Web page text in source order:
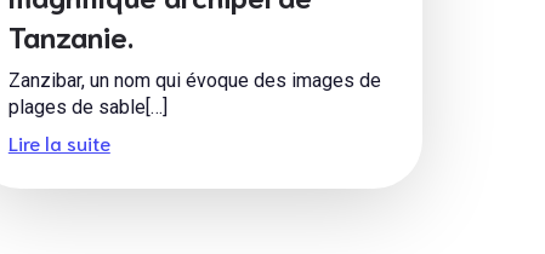
Tanzanie.
Zanzibar, un nom qui évoque des images de
plages de sable[…]
Lire la suite